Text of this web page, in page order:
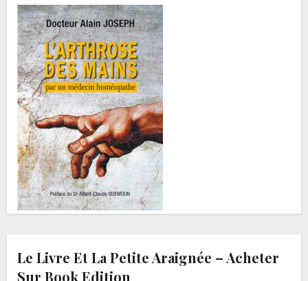
Le Livre Et La Petite Araignée – Acheter
Sur Book Edition